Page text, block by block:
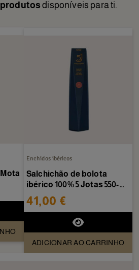
produtos disponíveis para ti.
Enchidos ibéricos
Salchichão de bolota
ibérico 100% 5 Jotas 550-
600 g/peça
41,00 €
ADICIONAR AO CARRINHO